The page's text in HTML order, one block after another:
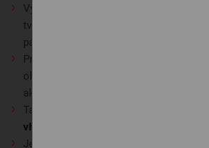
Výplň obsahuje 4-dutinkové duté
tvarované do špirály a jeho vysoká
paplónu nadýchaný a stály objem
Prednosťou prikrývky je
výborná
okolitého prostredia. Látka absorbuje
ako bavlna
Takto zhotovený paplón predstavuje
vhodný aj pre malých alergikov
Jednoduchá a ľahká údržba. Paplón